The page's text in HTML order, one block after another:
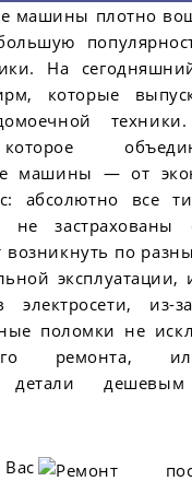
машины плотно
На
которые
машины — от
абсолютно все
не застрахованы
возникнуть по
эксплуатации,
из-
поломки не
ремонта,
детали дешевым